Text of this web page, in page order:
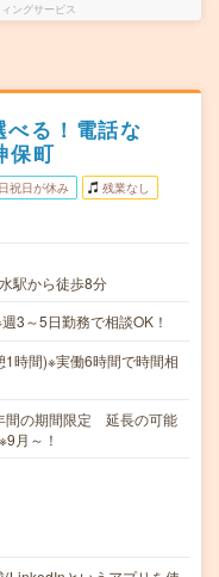
ングサービス
る！電話な
保町
祝日が休み 残業なし
駅から徒歩8分
3～5日勤務で相談OK！
時間)※実働6時間で時間相
の期間限定 延長の可能
月～！